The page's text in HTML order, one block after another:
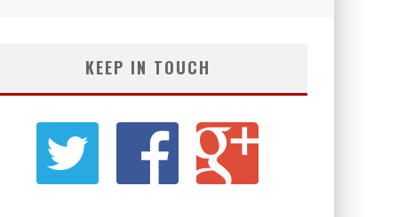
KEEP IN TOUCH